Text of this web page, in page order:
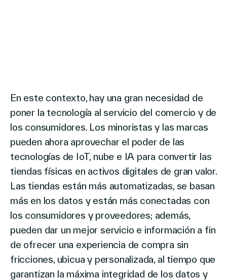
En este contexto, hay una gran necesidad de
poner la tecnología al servicio del comercio y de
los consumidores. Los minoristas y las marcas
pueden ahora aprovechar el poder de las
tecnologías de IoT, nube e IA para convertir las
tiendas físicas en activos digitales de gran valor.
Las tiendas están más automatizadas, se basan
más en los datos y están más conectadas con
los consumidores y proveedores; además,
pueden dar un mejor servicio e información a fin
de ofrecer una experiencia de compra sin
fricciones, ubicua y personalizada, al tiempo que
garantizan la máxima integridad de los datos y